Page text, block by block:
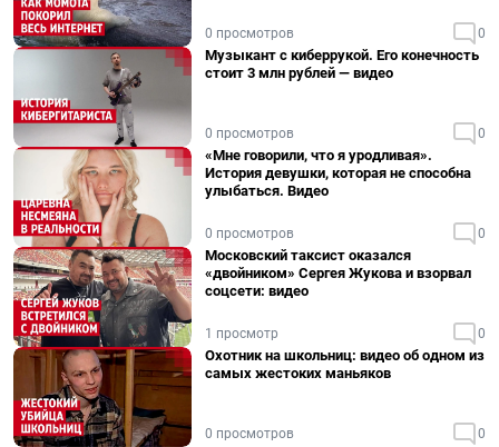
0 просмотров 0
Музыкант с киберрукой. Его конечность
стоит 3 млн рублей — видео
0 просмотров 0
«Мне говорили, что я уродливая».
История девушки, которая не способна
улыбаться. Видео
0 просмотров 0
Московский таксист оказался
«двойником» Сергея Жукова и взорвал
соцсети: видео
1 просмотр 0
Охотник на школьниц: видео об одном из
самых жестоких маньяков
0 просмотров 0